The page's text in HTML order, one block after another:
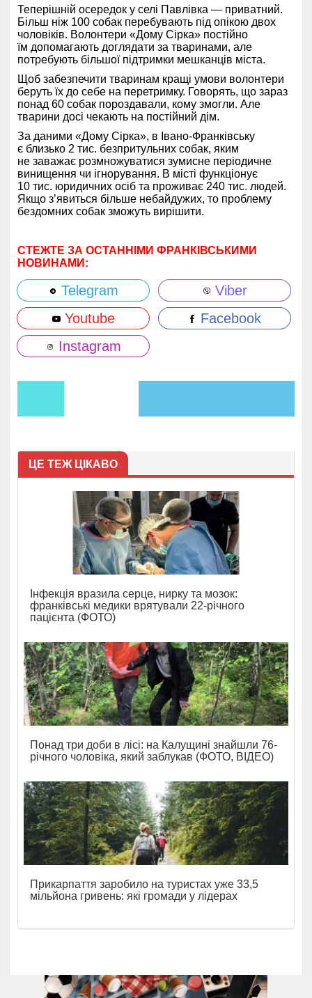
Теперішній осередок у селі Павлівка — приватний.
Більш ніж 100 собак перебувають під опікою двох
чоловіків. Волонтери «Дому Сірка» постійно
їм допомагають доглядати за тваринами, але
потребують більшої підтримки мешканців міста.
Щоб забезпечити тваринам кращі умови волонтери
беруть їх до себе на перетримку. Говорять, що зараз
понад 60 собак пороздавали, кому змогли. Але
тварини досі чекають на постійний дім.
За даними «Дому Сірка», в Івано-Франківську
є близько 2 тис. безпритульних собак, яким
не заважає розмножуватися зумисне періодичне
винищення чи ігнорування. В місті функціонує
10 тис. юридичних осіб та проживає 240 тис. людей.
Якщо з’явиться більше небайдужих, то проблему
бездомних собак зможуть вирішити.
СТЕЖТЕ ЗА ОСТАННІМИ ФРАНКІВСЬКИМИ
НОВИНАМИ:
Telegram
Viber
Youtube
Facebook
Instagram
ЦЕ ТЕЖ ЦІКАВО
Інфекція вразила серце, нирку та мозок:
франківські медики врятували 22-річного
пацієнта (ФОТО)
Понад три доби в лісі: на Калущині знайшли 76-
річного чоловіка, який заблукав (ФОТО, ВІДЕО)
Прикарпаття заробило на туристах уже 33,5
мільйона гривень: які громади у лідерах